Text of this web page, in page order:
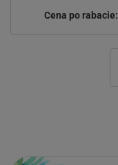
Cena po rabacie: